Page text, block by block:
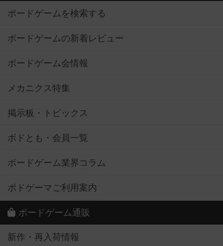
ボードゲームを検索する
ボードゲームの新着レビュー
ボードゲーム会情報
メカニクス特集
掲示板・トピックス
ボドとも・会員一覧
ボードゲーム業界コラム
ボドゲーマご利用案内
ボードゲーム通販
新作・再入荷情報